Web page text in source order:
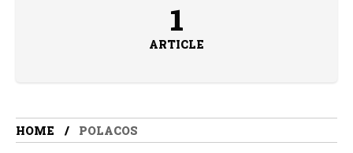
1
ARTICLE
HOME POLACOS